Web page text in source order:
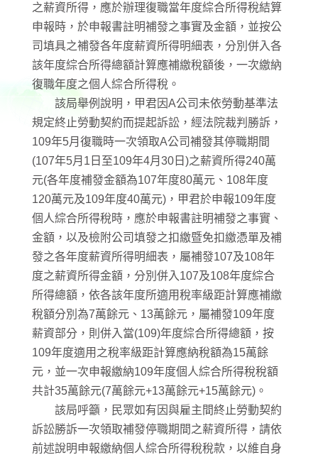
之薪資所得，應於辦理復職當年度綜合所得稅結算
申報時，於申報書註明補發之事實及金額，並按公
司填具之補發各年度薪資所得明細表，分別併入各
該年度綜合所得總額計算應補繳稅額後，一次繳納
復職年度之個人綜合所得稅。
該局舉例說明，甲君因A公司未依勞動基準法
規定終止勞動契約而提起訴訟，經法院裁判勝訴，
109年5月復職時一次領取A公司補發其停職期間
(107年5月1日至109年4月30日)之薪資所得240萬
元(各年度補發金額為107年度80萬元、108年度
120萬元及109年度40萬元)，甲君於申報109年度
個人綜合所得稅時，應於申報書註明補發之事實、
金額，以及檢附公司填發之扣繳暨免扣繳憑單及補
發之各年度薪資所得明細表，屬補發107及108年
度之薪資所得金額，分別併入107及108年度綜合
所得總額，依各該年度所適用稅率級距計算應補繳
稅額分別為7萬餘元、13萬餘元，屬補發109年度
薪資部分，則併入當(109)年度綜合所得總額，按
109年度適用之稅率級距計算應納稅額為15萬餘
元，並一次申報繳納109年度個人綜合所得稅稅額
共計35萬餘元(7萬餘元+13萬餘元+15萬餘元)。
該局呼籲，民眾如有因與雇主間終止勞動契約
訴訟勝訴一次領取補發停職期間之薪資所得，請依
前述說明申報繳納個人綜合所得稅稅款，以維自身